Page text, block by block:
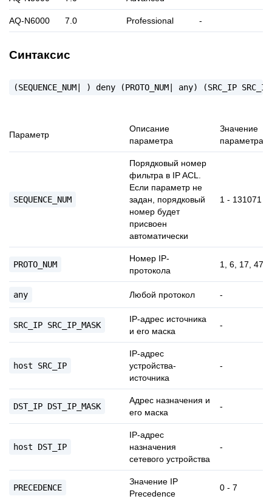
AQ-N6000 7.0 Professional -
Синтаксис
(SEQUENCE_NUM| ) deny (PROTO_NUM| any) (SRC_IP
Параметр
Описание
параметра
Значение
параметра
SEQUENCE_NUM
Порядковый номер
фильтра в IP ACL.
Если параметр не
задан, порядковый
номер будет
присвоен
автоматически
1 - 131071
PROTO_NUM
Номер IP-
протокола
1, 6, 17, 47
any Любой протокол -
SRC_IP SRC_IP_MASK
IP-адрес источника
и его маска
-
host SRC_IP
IP-адрес
устройства-
источника
-
DST_IP DST_IP_MASK
Адрес назначения и
его маска
-
host DST_IP
IP-адрес
назначения
сетевого устройства
-
PRECEDENCE
Значение IP
Precedence
0 - 7